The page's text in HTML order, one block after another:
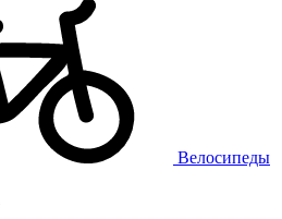
Велосипеды